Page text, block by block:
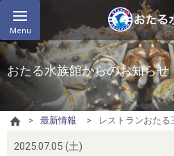
Menu
おたる水族館からのお知らせ
最新情報 レストランおた
2025.07.05 (土)